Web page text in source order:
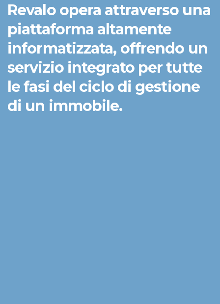
Revalo opera attraverso una
piattaforma altamente
informatizzata, offrendo un
servizio integrato per tutte
le fasi del ciclo di gestione
di un immobile.